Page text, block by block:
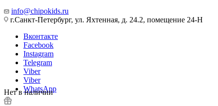
info@chipokids.ru
г.Санкт-Петербург, ул. Яхтенная, д. 24.2, помещение 24-Н
Вконтакте
Facebook
Instagram
Telegram
Viber
Viber
WhatsApp
Нет в наличии